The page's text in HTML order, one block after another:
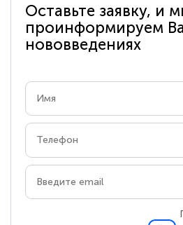
Оставьте заявку, и
проинформируем
нововведениях